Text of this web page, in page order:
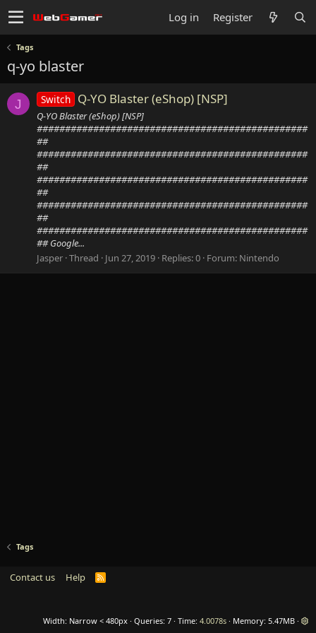
Log in Register
Tags
q-yo blaster
J Switch Q-YO Blaster (eShop) [NSP]
Q-YO Blaster (eShop) [NSP]
################################################
##
################################################
##
################################################
##
################################################
##
################################################
## Google...
Jasper Thread Jun 27, 2019 Replies: 0 Forum: Nintendo
Tags
Contact us Help
R
Width Queries 7 Time 4.0078s Memory 5.47MB